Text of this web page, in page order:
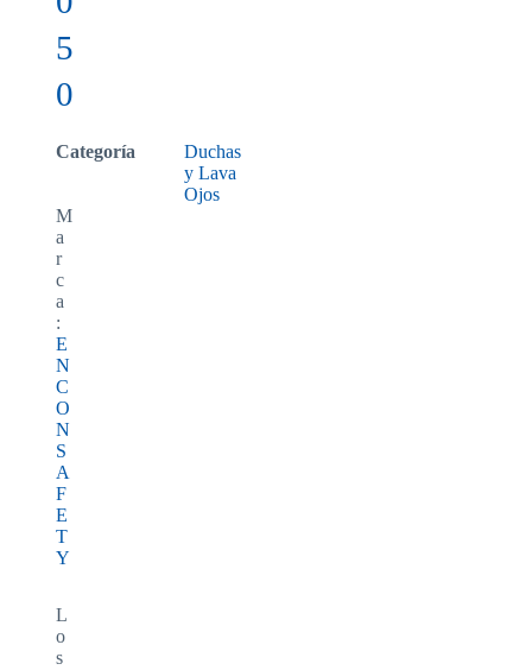
5
0
Categoría
Duchas
y Lava
Ojos
M
a
r
c
a
:
E
N
C
O
N
S
A
F
E
T
Y
L
o
s